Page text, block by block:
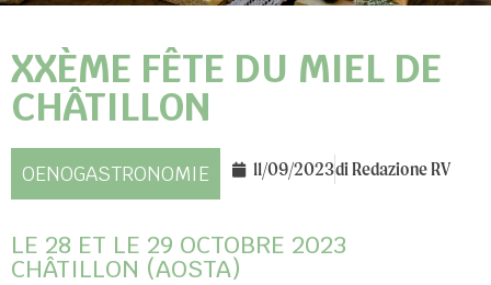
XXÈME FÊTE DU MIEL DE
CHÂTILLON
OENOGASTRONOMIE 11/09/2023diRedazione RV
LE 28 ET LE 29 OCTOBRE 2023
CHÂTILLON (AOSTA)